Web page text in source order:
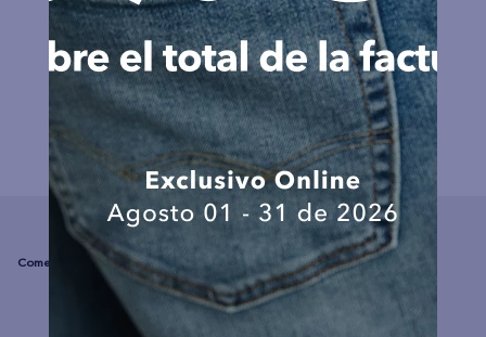
COMPLEMENTA TU LOOK
☆☆☆☆☆ (0 comentarios)